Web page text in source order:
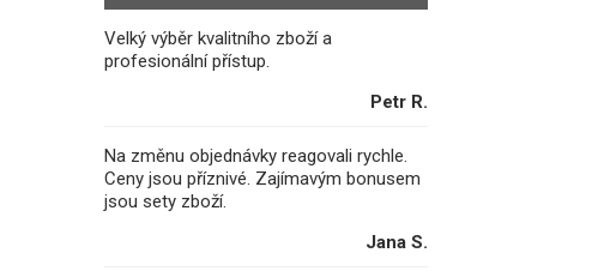
Velký výběr kvalitního zboží a
profesionální přístup.
Petr R.
Na změnu objednávky reagovali rychle.
Ceny jsou příznivé. Zajímavým bonusem
jsou sety zboží.
Jana S.